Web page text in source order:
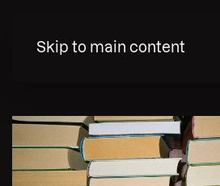
Skip to main content